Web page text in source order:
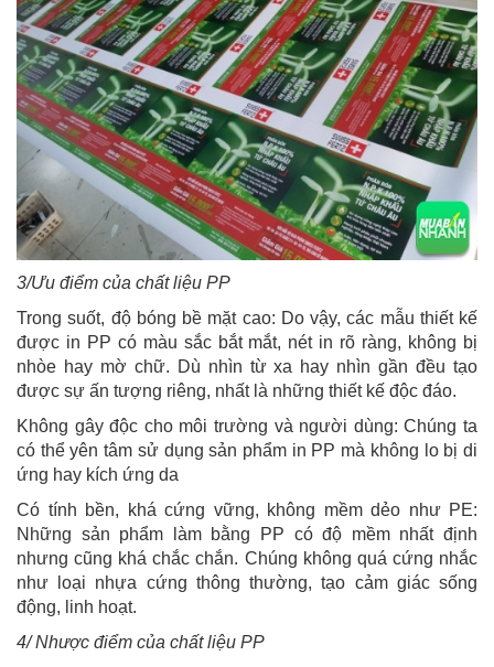
3/Ưu điểm của chất liệu PP
Trong suốt, độ bóng bề mặt cao: Do vậy, các mẫu thiết kế
được in PP có màu sắc bắt mắt, nét in rõ ràng, không bị
nhòe hay mờ chữ. Dù nhìn từ xa hay nhìn gần đều tạo
được sự ấn tượng riêng, nhất là những thiết kế độc đáo.
Không gây độc cho môi trường và người dùng: Chúng ta
có thể yên tâm sử dụng sản phẩm in PP mà không lo bị di
ứng hay kích ứng da
Có tính bền, khá cứng vững, không mềm dẻo như PE:
Những sản phẩm làm bằng PP có độ mềm nhất định
nhưng cũng khá chắc chắn. Chúng không quá cứng nhắc
như loại nhựa cứng thông thường, tạo cảm giác sống
động, linh hoạt.
4/ Nhược điểm của chất liệu PP